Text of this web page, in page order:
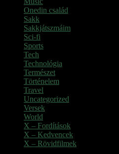
Onedin család
Sakk
Sakkjátszmáim
Sci-fi
Sports
Tech
Technológia
Természet
Történelem
Travel
Uncategorized
Versek
World
X – Fordítások
X – Kedvencek
X – Rövidfilmek